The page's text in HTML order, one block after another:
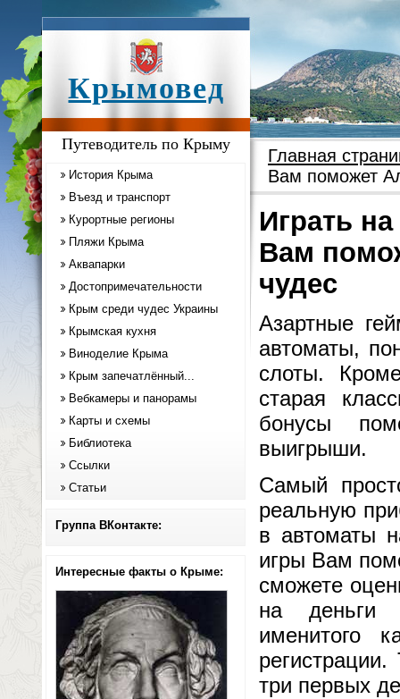
Крымовед
Путеводитель по Крыму
История Крыма
Въезд и транспорт
Курортные регионы
Пляжи Крыма
Аквапарки
Достопримечательности
Крым среди чудес Украины
Крымская кухня
Виноделие Крыма
Крым запечатлённый...
Вебкамеры и панорамы
Карты и схемы
Библиотека
Ссылки
Статьи
Группа ВКонтакте:
Интересные факты о Крыме:
Главная
Вам поможет
Играть
Вам
чудес
Азартные
автоматы,
слоты.
старая
бонусы
выигрыши.
Самый
реальную
в автоматы
игры Вам
сможете
на деньги
именитого
три первых